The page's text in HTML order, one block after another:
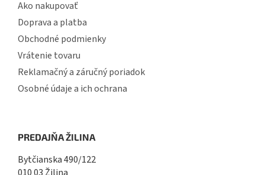
Ako nakupovať
Doprava a platba
Obchodné podmienky
Vrátenie tovaru
Reklamačný a záručný poriadok
Osobné údaje a ich ochrana
PREDAJŇA ŽILINA
Bytčianska 490/122